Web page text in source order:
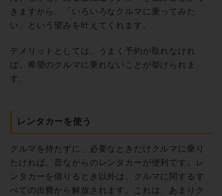
きますから、「いろいろなクルマに乗ってみた
い」という望みを叶えてくれます。
デメリットとしては、うまく予約が取れなけれ
ば、希望のクルマに乗れないことが挙げられま
す。
レンタカーを使う
クルマを持たずに、必要なときだけクルマに乗り
たければ、昔ながらのレンタカーが便利です。レ
ンタカーを借りるとき以外は、クルマに関するす
べての出費から解放されます。これは、あまりク